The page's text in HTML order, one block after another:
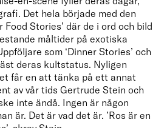
Det hela började med den
Food Stories’ där de i ord och bild
måltider på exotiska
som ‘Dinner Stories’ och
deras kultstatus. Nyligen
får en att tänka på ett annat
av vår tids Gertrude Stein och
inte ändå. Ingen är någon
är. Det är vad det är. ’Ros är en